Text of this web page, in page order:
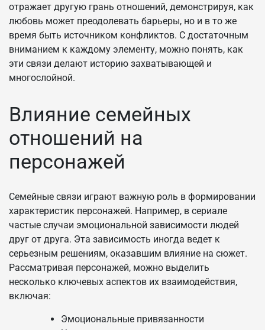
отражает другую грань отношений, демонстрируя, как
любовь может преодолевать барьеры, но и в то же
время быть источником конфликтов. С достаточным
вниманием к каждому элементу, можно понять, как
эти связи делают историю захватывающей и
многослойной.
Влияние семейных
отношений на
персонажей
Семейные связи играют важную роль в формировании
характеристик персонажей. Например, в сериале
частые случаи эмоциональной зависимости людей
друг от друга. Эта зависимость иногда ведет к
серьезным решениям, оказавшим влияние на сюжет.
Рассматривая персонажей, можно выделить
несколько ключевых аспектов их взаимодействия,
включая:
Эмоциональные привязанности